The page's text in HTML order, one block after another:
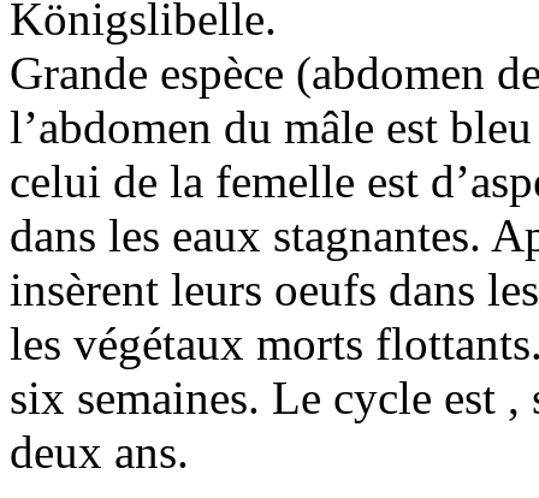
Königslibelle.
Grande espèce (abdomen
l’abdomen du mâle est
celui de la femelle est
dans les eaux stagnantes.
insèrent leurs oeufs dans
les végétaux morts
six semaines. Le cycle est
deux ans.